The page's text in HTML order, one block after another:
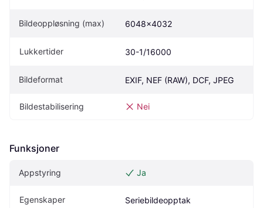
Bildeoppløsning (max) 6048x4032
Lukkertider 30-1/16000
Bildeformat EXIF, NEF (RAW), DCF, JPEG
Bildestabilisering Nei
Funksjoner
Appstyring Ja
Egenskaper Seriebildeopptak